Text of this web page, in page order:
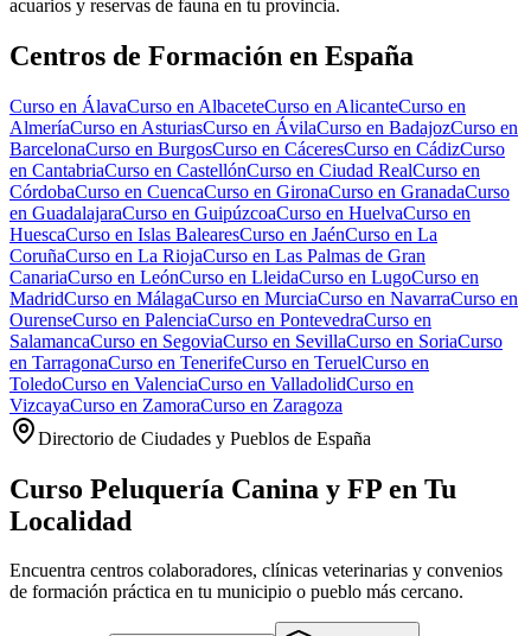
acuarios y reservas de fauna en tu provincia.
Centros de Formación en España
Curso en ÁlavaCurso en AlbaceteCurso en AlicanteCurso en
AlmeríaCurso en AsturiasCurso en ÁvilaCurso en BadajozCurso en
BarcelonaCurso en BurgosCurso en CáceresCurso en CádizCurso
en CantabriaCurso en CastellónCurso en Ciudad RealCurso en
CórdobaCurso en CuencaCurso en GironaCurso en GranadaCurso
en GuadalajaraCurso en GuipúzcoaCurso en HuelvaCurso en
HuescaCurso en Islas BalearesCurso en JaénCurso en La
CoruñaCurso en La RiojaCurso en Las Palmas de Gran
CanariaCurso en LeónCurso en LleidaCurso en LugoCurso en
MadridCurso en MálagaCurso en MurciaCurso en NavarraCurso en
OurenseCurso en PalenciaCurso en PontevedraCurso en
SalamancaCurso en SegoviaCurso en SevillaCurso en SoriaCurso
en TarragonaCurso en TenerifeCurso en TeruelCurso en
ToledoCurso en ValenciaCurso en ValladolidCurso en
VizcayaCurso en ZamoraCurso en Zaragoza
Directorio de Ciudades y Pueblos de España
Curso Peluquería Canina y FP en Tu
Localidad
Encuentra centros colaboradores, clínicas veterinarias y convenios
de formación práctica en tu municipio o pueblo más cercano.